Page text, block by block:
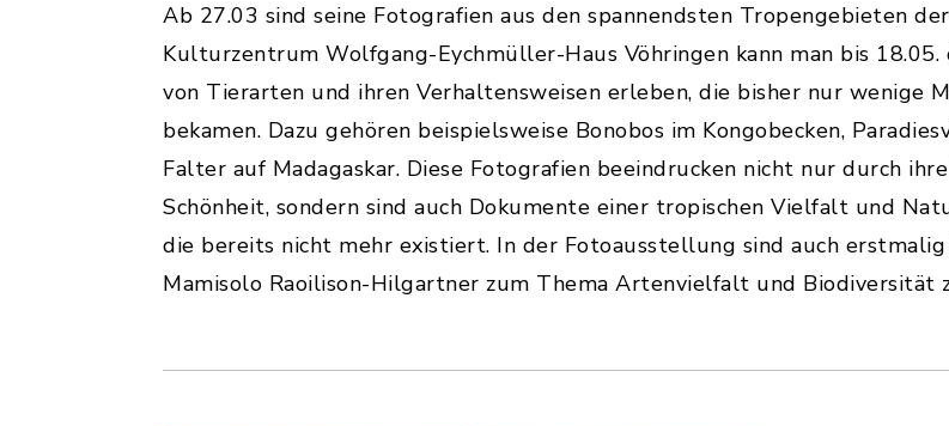
Ab 27.03 sind seine Fotografien aus den spannendsten Tropengebieten
Kulturzentrum Wolfgang-Eychmüller-Haus Vöhringen kann man bis
von Tierarten und ihren Verhaltensweisen erleben, die bisher nur wenige
bekamen. Dazu gehören beispielsweise Bonobos im Kongobecken,
Falter auf Madagaskar. Diese Fotografien beeindrucken nicht nur durch
Schönheit, sondern sind auch Dokumente einer tropischen Vielfalt und
die bereits nicht mehr existiert. In der Fotoausstellung sind auch
Mamisolo Raoilison-Hilgartner zum Thema Artenvielfalt und Biodiversität